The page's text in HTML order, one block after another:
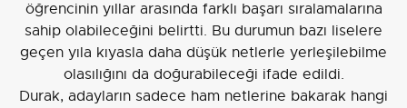
öğrencinin yıllar arasında farklı başarı sıralamalarına
sahip olabileceğini belirtti. Bu durumun bazı liselere
geçen yıla kıyasla daha düşük netlerle yerleşilebilme
olasılığını da doğurabileceği ifade edildi.
Durak, adayların sadece ham netlerine bakarak hangi